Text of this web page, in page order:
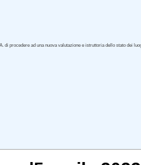
procedere ad una nuova valutazione e istruttoria dello stato dei